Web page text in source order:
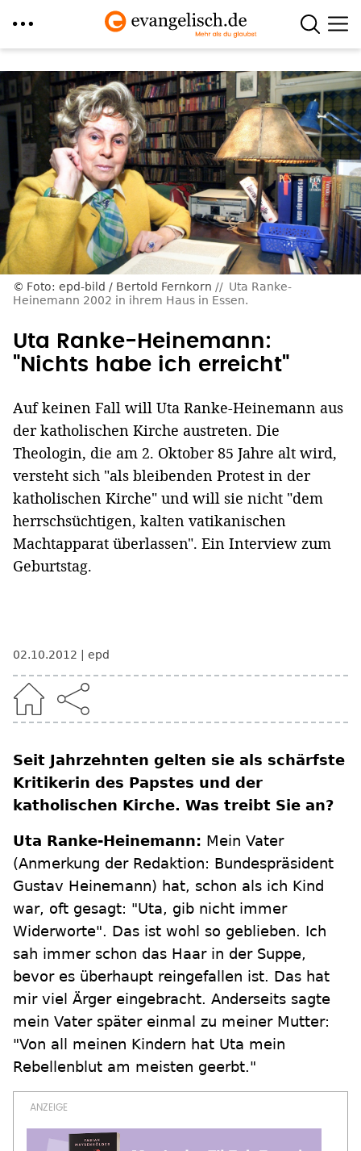
zum
Inhalt
Foto: epd-bild / Bertold Fernkorn
Uta Ranke-
Heinemann 2002 in ihrem Haus in Essen.
Uta Ranke-Heinemann:
"Nichts habe ich erreicht"
Auf keinen Fall will Uta Ranke-Heinemann aus
der katholischen Kirche austreten. Die
Theologin, die am 2. Oktober 85 Jahre alt wird,
versteht sich "als bleibenden Protest in der
katholischen Kirche" und will sie nicht "dem
herrschsüchtigen, kalten vatikanischen
Machtapparat überlassen". Ein Interview zum
Geburtstag.
02.10.2012 epd
Seit Jahrzehnten gelten sie als schärfste
Kritikerin des Papstes und der
katholischen Kirche. Was treibt Sie an?
Uta Ranke-Heinemann: Mein Vater
(Anmerkung der Redaktion: Bundespräsident
Gustav Heinemann) hat, schon als ich Kind
war, oft gesagt: "Uta, gib nicht immer
Widerworte". Das ist wohl so geblieben. Ich
sah immer schon das Haar in der Suppe,
bevor es überhaupt reingefallen ist. Das hat
mir viel Ärger eingebracht. Anderseits sagte
mein Vater später einmal zu meiner Mutter:
"Von all meinen Kindern hat Uta mein
Rebellenblut am meisten geerbt."